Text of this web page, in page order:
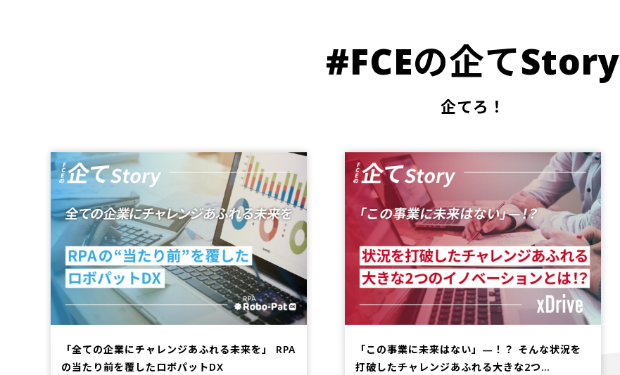
#FCEの企てStory
企てろ！
「全ての企業にチャレンジあふれる未来を」 RPA
の当たり前を覆したロボパットDX
「この事業に未来はない」—！？ そんな状況を
打破したチャレンジあふれる大きな2つ…